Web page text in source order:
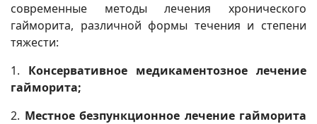
современные методы лечения хронического
гайморита, различной формы течения и степени
тяжести:
1. Консервативное медикаментозное лечение
гайморита;
2. Местное безпункционное лечение гайморита